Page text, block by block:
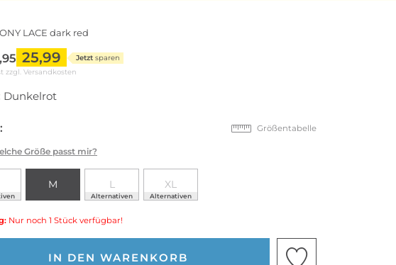
LACE dark red
25,99 Jetzt sparen
zzgl. Versandkosten
Dunkelrot
Größentabelle
Größe passt mir?
M L
Alternativen
XL
Alternativen
Nur noch 1 Stück verfügbar!
IN DEN WARENKORB